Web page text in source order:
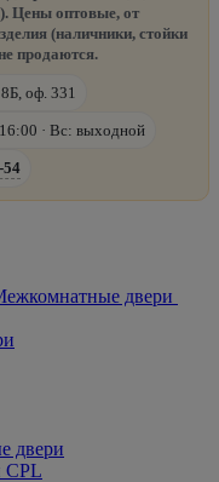
Цены оптовые, от
(наличники, стойки
продаются.
оф. 331
· Вс: выходной
54
двери
двери
CPL